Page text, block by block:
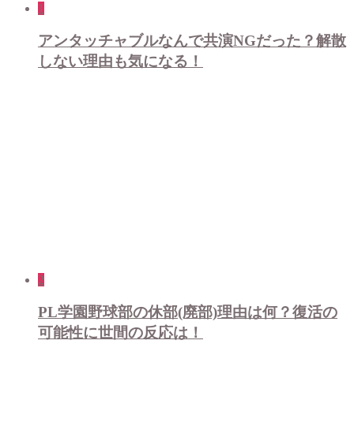
1
アンタッチャブルなんで共演NGだった？解散
しない理由も気になる！
2
PL学園野球部の休部(廃部)理由は何？復活の
可能性に世間の反応は！